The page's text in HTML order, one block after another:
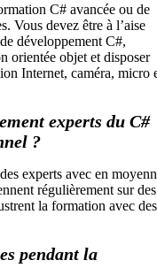
C# avancée ou de
Vous devez être à l’aise
développement C#,
orientée objet et disposer
Internet, caméra, micro
experts du C#
?
experts avec en
régulièrement sur des
la formation avec des
pendant la